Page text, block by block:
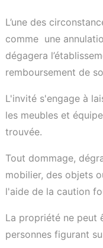
L’une des
comme une
dégagera
remboursement de
L'invité s'engage à
les meubles et
trouvée.
Tout dommage,
mobilier, des objets
l'aide de la caution
La propriété ne peut
personnes figurant